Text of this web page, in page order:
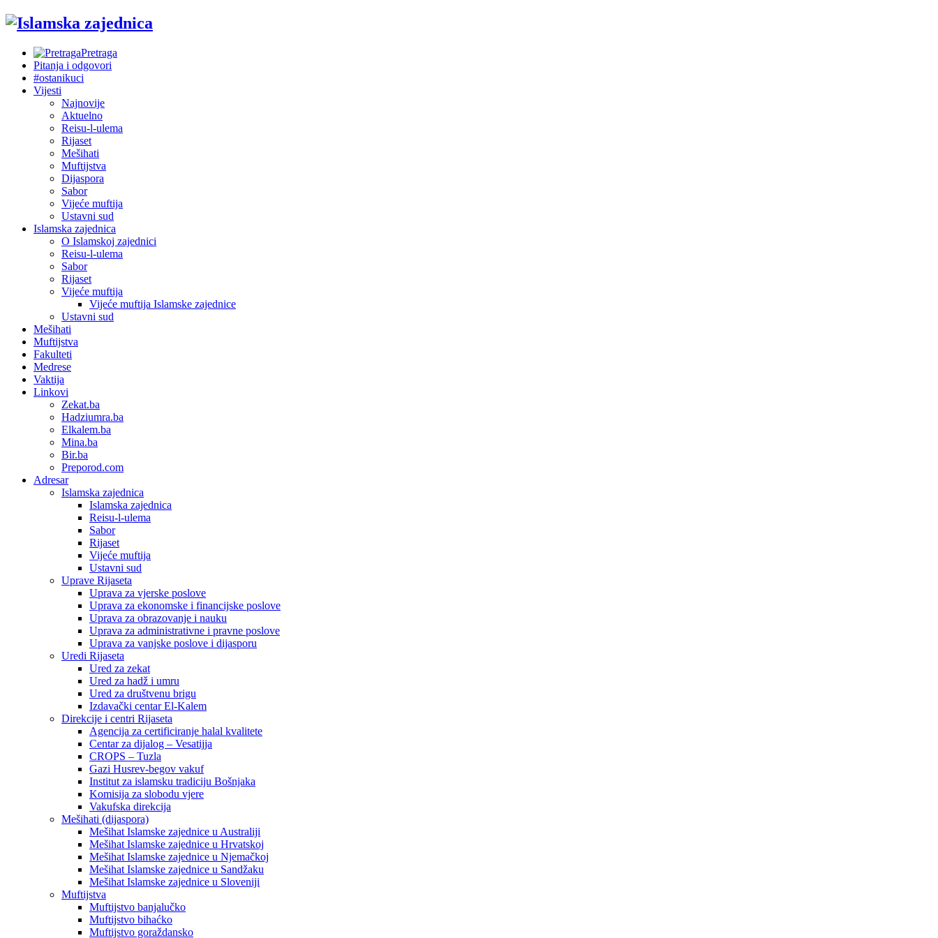
Pretraga
Pitanja i odgovori
#ostanikuci
Vijesti
Najnovije
Aktuelno
Reisu-l-ulema
Rijaset
Mešihati
Muftijstva
Dijaspora
Sabor
Vijeće muftija
Ustavni sud
Islamska zajednica
O Islamskoj zajednici
Reisu-l-ulema
Sabor
Rijaset
Vijeće muftija
Vijeće muftija Islamske zajednice
Ustavni sud
Mešihati
Muftijstva
Fakulteti
Medrese
Vaktija
Linkovi
Zekat.ba
Hadziumra.ba
Elkalem.ba
Mina.ba
Bir.ba
Preporod.com
Adresar
Islamska zajednica
Islamska zajednica
Reisu-l-ulema
Sabor
Rijaset
Vijeće muftija
Ustavni sud
Uprave Rijaseta
Uprava za vjerske poslove
Uprava za ekonomske i financijske poslove
Uprava za obrazovanje i nauku
Uprava za administrativne i pravne poslove
Uprava za vanjske poslove i dijasporu
Uredi Rijaseta
Ured za zekat
Ured za hadž i umru
Ured za društvenu brigu
Izdavački centar El-Kalem
Direkcije i centri Rijaseta
Agencija za certificiranje halal kvalitete
Centar za dijalog – Vesatijja
CROPS – Tuzla
Gazi Husrev-begov vakuf
Institut za islamsku tradiciju Bošnjaka
Komisija za slobodu vjere
Vakufska direkcija
Mešihati (dijaspora)
Mešihat Islamske zajednice u Australiji
Mešihat Islamske zajednice u Hrvatskoj
Mešihat Islamske zajednice u Njemačkoj
Mešihat Islamske zajednice u Sandžaku
Mešihat Islamske zajednice u Sloveniji
Muftijstva
Muftijstvo banjalučko
Muftijstvo bihaćko
Muftijstvo goraždansko